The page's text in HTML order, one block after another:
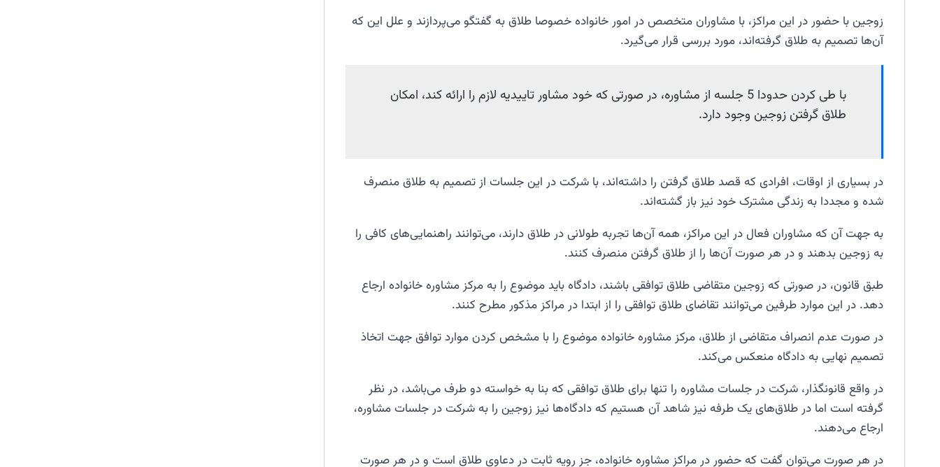
زوجین با حضور در این مراکز، با مشاوران متخصص در امور خانواده خصوصا طلاق به گفتگو می‌پردازند و علل این که
آن‌ها تصمیم به طلاق گرفته‌اند، مورد بررسی قرار می‌گیرد.
با طی کردن حدودا 5 جلسه از مشاوره، در صورتی که خود مشاور تاییدیه لازم را ارائه کند، امکان
طلاق گرفتن زوجین وجود دارد.
در بسیاری از اوقات، افرادی که قصد طلاق گرفتن را داشته‌اند، با شرکت در این جلسات از تصمیم به طلاق منصرف
شده و مجددا به زندگی مشترک خود نیز باز گشته‌اند.
به جهت آن که مشاوران فعال در این مراکز، همه آن‌ها تجربه طولانی در طلاق دارند، می‌توانند راهنمایی‌های کافی را
به زوجین بدهند و در هر صورت آن‌ها را از طلاق گرفتن منصرف کنند.
طبق قانون، در صورتی که زوجین متقاضی طلاق توافقی باشند، دادگاه باید موضوع را به مرکز مشاوره خانواده ارجاع
دهد. در این موارد طرفین می‌توانند تقاضای طلاق توافقی را از ابتدا در مراکز مذکور مطرح کنند.
در صورت عدم انصراف متقاضی از طلاق، مرکز مشاوره خانواده موضوع را با مشخص کردن موارد توافق جهت اتخاذ
تصمیم نهایی به دادگاه منعکس می‌کند.
در واقع قانونگذار، شرکت در جلسات مشاوره را تنها برای طلاق توافقی که بنا به خواسته دو طرف می‌باشد، در نظر
گرفته است اما در طلاق‌های یک طرفه نیز شاهد آن هستیم که دادگاه‌ها نیز زوجین را به شرکت در جلسات مشاوره،
ارجاع می‌دهند.
در هر صورت می‌توان گفت که حضور در مراکز مشاوره خانواده، جز رویه ثابت در دعاوی طلاق است و در هر صورت